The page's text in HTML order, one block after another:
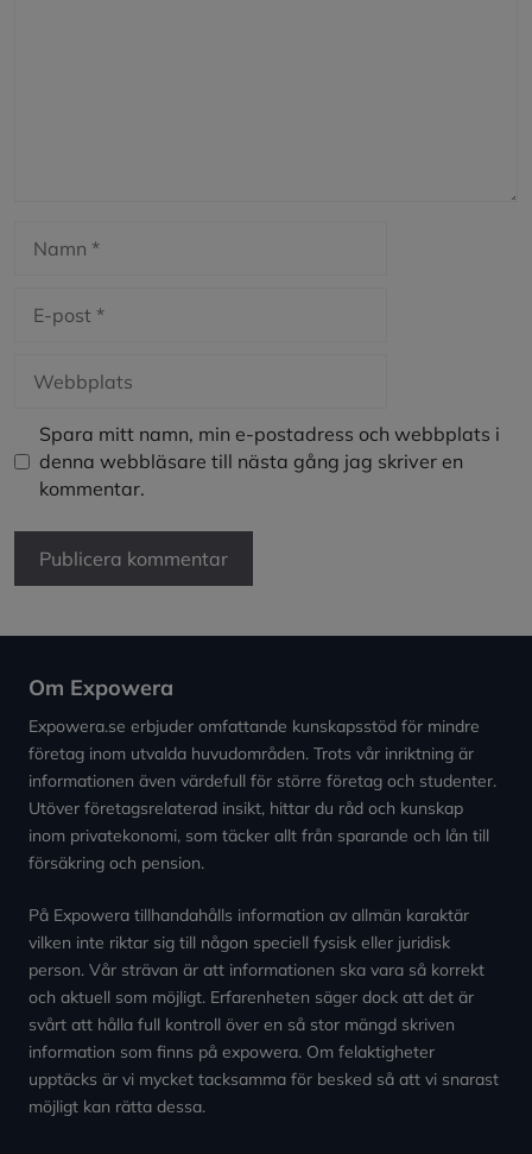
post
Spara mitt namn, min e-postadress och webbplats i
denna webbläsare till nästa gång jag skriver en
kommentar.
Om Expowera
Expowera.se erbjuder omfattande kunskapsstöd för mindre
företag inom utvalda huvudområden. Trots vår inriktning är
informationen även värdefull för större företag och studenter.
Utöver företagsrelaterad insikt, hittar du råd och kunskap
inom privatekonomi, som täcker allt från sparande och lån till
försäkring och pension.
På Expowera tillhandahålls information av allmän karaktär
vilken inte riktar sig till någon speciell fysisk eller juridisk
person. Vår strävan är att informationen ska vara så korrekt
och aktuell som möjligt. Erfarenheten säger dock att det är
svårt att hålla full kontroll över en så stor mängd skriven
information som finns på expowera. Om felaktigheter
upptäcks är vi mycket tacksamma för besked så att vi snarast
möjligt kan rätta dessa.